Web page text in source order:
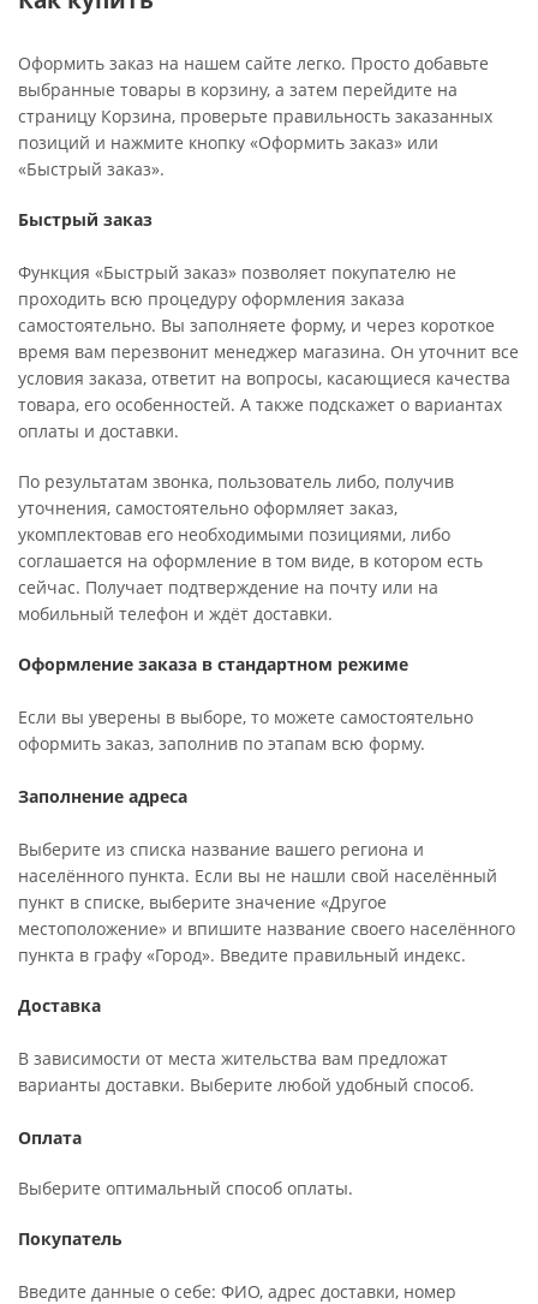
Оформить заказ на нашем сайте легко. Просто добавьте
выбранные товары в корзину, а затем перейдите на
страницу Корзина, проверьте правильность заказанных
позиций и нажмите кнопку «Оформить заказ» или
«Быстрый заказ».
Быстрый заказ
Функция «Быстрый заказ» позволяет покупателю не
проходить всю процедуру оформления заказа
самостоятельно. Вы заполняете форму, и через короткое
время вам перезвонит менеджер магазина. Он уточнит все
условия заказа, ответит на вопросы, касающиеся качества
товара, его особенностей. А также подскажет о вариантах
оплаты и доставки.
По результатам звонка, пользователь либо, получив
уточнения, самостоятельно оформляет заказ,
укомплектовав его необходимыми позициями, либо
соглашается на оформление в том виде, в котором есть
сейчас. Получает подтверждение на почту или на
мобильный телефон и ждёт доставки.
Оформление заказа в стандартном режиме
Если вы уверены в выборе, то можете самостоятельно
оформить заказ, заполнив по этапам всю форму.
Заполнение адреса
Выберите из списка название вашего региона и
населённого пункта. Если вы не нашли свой населённый
пункт в списке, выберите значение «Другое
местоположение» и впишите название своего населённого
пункта в графу «Город». Введите правильный индекс.
Доставка
В зависимости от места жительства вам предложат
варианты доставки. Выберите любой удобный способ.
Оплата
Выберите оптимальный способ оплаты.
Покупатель
Введите данные о себе: ФИО, адрес доставки, номер